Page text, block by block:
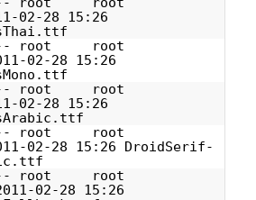
02-28 15:26
r-- root root
02-28 15:26
r-- root root
02-28 15:26
r-- root root
02-28 15:26 DroidSerif-
r-- root root
02-28 15:26